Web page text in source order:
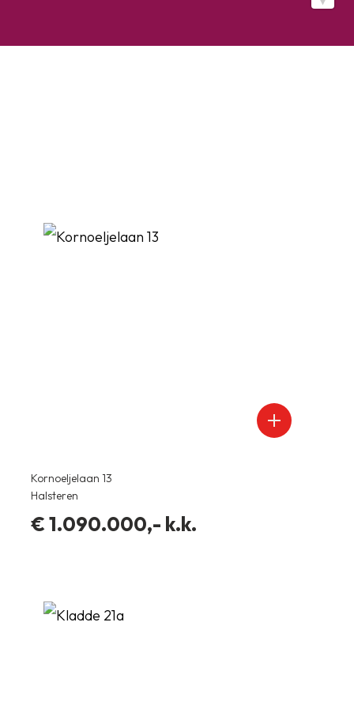
Woonopp.
Kornoeljelaan 13
Halsteren
€ 1.090.000,- k.k.